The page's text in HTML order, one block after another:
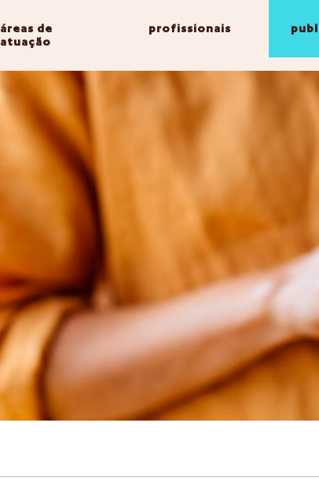
áreas de
atuação
profissionais